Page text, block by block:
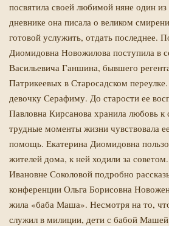
посвятила своей любимой няне один из
дневнике она писала о великом
готовой услужить, отдать последнее.
Диомидовна Новожилова поступила в
Васильевича Ганшина, бывшего
Патрикеевых в Старосадском
девочку Серафиму. До старости ее
Павловна Кирсанова хранила любовь к
трудные моменты жизни чувствовала
помощь. Екатерина Диомидовна
жителей дома, к ней ходили за
Ивановне Соколовой подробно
конференции Ольга Борисовна
жила «баба Маша». Несмотря на то,
служил в милиции, дети с бабой Машей